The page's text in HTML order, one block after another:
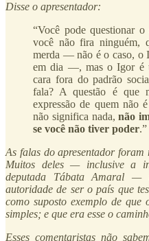
Disse o apresentador:
“Você pode questionar
você não fira ninguém,
merda — não é o caso, o
em dia —, mas o Igor é
cara fora do padrão
fala? A questão é que
expressão de quem não
não significa nada,não
se você não tiver poder.”
As falas do apresentador
Muitos deles — inclusive a
deputada Tábata Amaral —
autoridade de ser o país que
como suposto exemplo de
simples; e que era esse o
Esses comentaristas não